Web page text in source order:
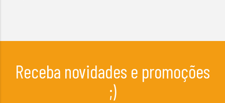
Receba novidades e promoções
;)